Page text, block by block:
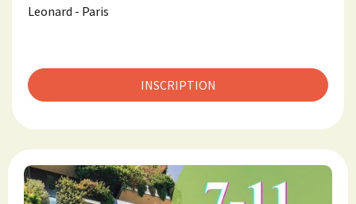
Leonard - Paris
INSCRIPTION